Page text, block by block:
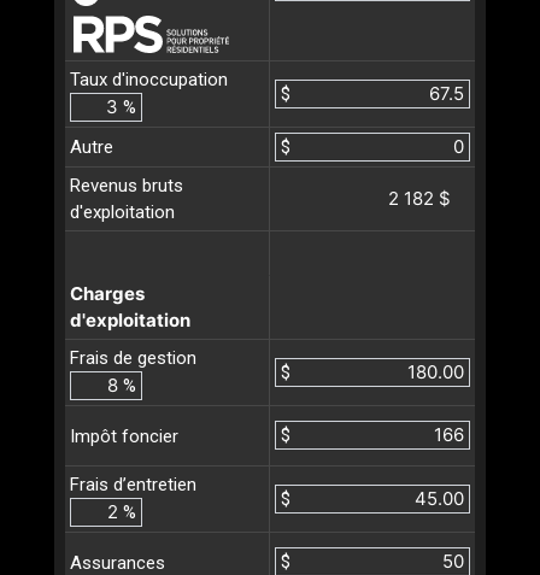
Taux d'inoccupation
%
$
Autre
$
Revenus bruts
d'exploitation
2 182 $
Charges
d'exploitation
Frais de gestion
%
$
Impôt foncier $
Frais d’entretien
%
$
Assurances $